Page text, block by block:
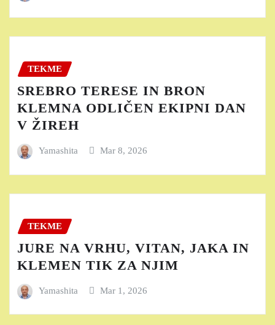
TEKME
SREBRO TERESE IN BRON
KLEMNA ODLIČEN EKIPNI DAN
V ŽIREH
Yamashita Mar 8, 2026
TEKME
JURE NA VRHU, VITAN, JAKA IN
KLEMEN TIK ZA NJIM
Yamashita Mar 1, 2026